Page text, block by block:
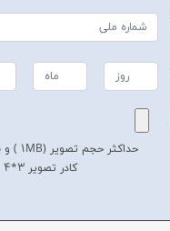
حداکثر حجم تصویر (1MB ) و با فرمت JPG
کادر تصویر 3*4